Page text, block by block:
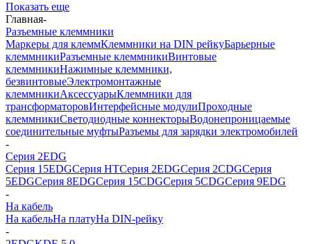
Показать еще
Главная-
Разъемные клеммники
Маркеры для клеммКлеммники на DIN рейкуБарьерные
клеммникиРазъемные клеммникиВинтовые
клеммникиНажимные клеммники,
безвинтовыеЭлектромонтажные
клеммникиАксессуарыКлеммники для
трансформаторовИнтерфейсные модулиПроходные
клеммникиСветодиодные коннекторыВодонепроницаемые
соединительные муфтыРазъемы для зарядки электромобилей
-
Серия 2EDG
Серия 15EDGСерия HTСерия 2EDGСерия 2CDGСерия
5EDGСерия 8EDGСерия 15CDGСерия 5CDGСерия 9EDG
-
На кабель
На кабельНа платуНа DIN-рейку
-